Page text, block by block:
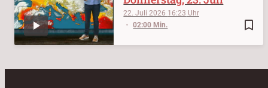
bookmark_border
22. Juli 2026 16:23
02:00 Min.